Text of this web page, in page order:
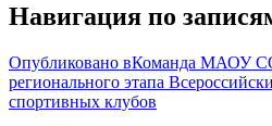
Навигация по
Опубликовано вКоманда МАОУ
регионального этапа
спортивных клубов